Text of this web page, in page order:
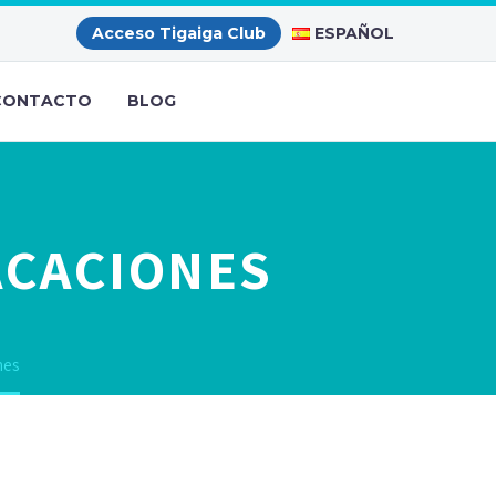
Acceso Tigaiga Club ESPAÑOL
BLOG